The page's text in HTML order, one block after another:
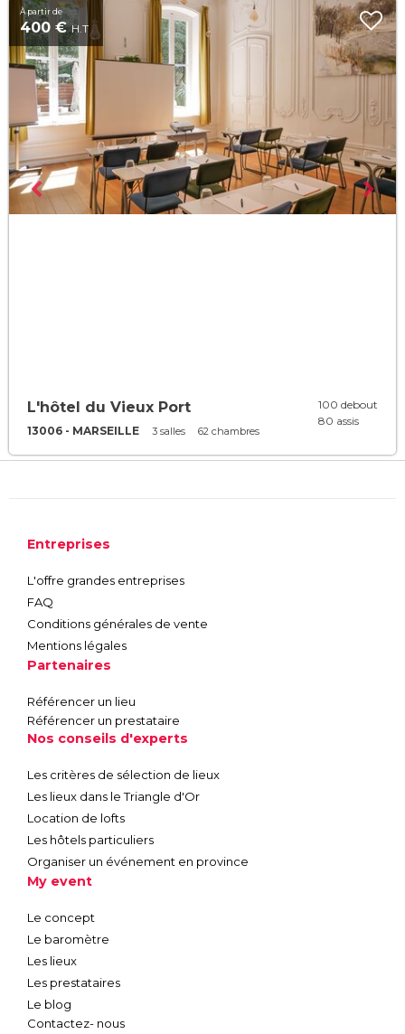
À partir de
400 €H.T
L'hôtel du Vieux Port
13006 - MARSEILLE 3 salles 62 chambres
100 debout
80 assis
Entreprises
L'offre grandes entreprises
FAQ
Conditions générales de vente
Mentions légales
Partenaires
Référencer un lieu
Référencer un prestataire
Nos conseils d'experts
Les critères de sélection de lieux
Les lieux dans le Triangle d'Or
Location de lofts
Les hôtels particuliers
Organiser un événement en province
My event
Le concept
Le baromètre
Les lieux
Les prestataires
Le blog
Contactez- nous